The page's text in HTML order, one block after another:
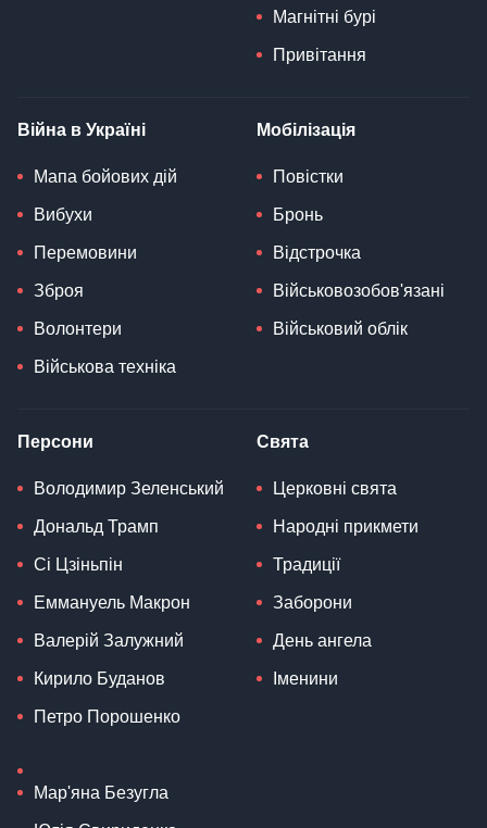
Магнітні бурі
Привітання
Війна в Україні
Мапа бойових дій
Вибухи
Перемовини
Зброя
Волонтери
Військова техніка
Мобілізація
Повістки
Бронь
Відстрочка
Військовозобов'язані
Військовий облік
Персони
Володимир Зеленський
Дональд Трамп
Сі Цзіньпін
Еммануель Макрон
Валерій Залужний
Кирило Буданов
Петро Порошенко
Мар'яна Безугла
Свята
Церковні свята
Народні прикмети
Традиції
Заборони
День ангела
Іменини